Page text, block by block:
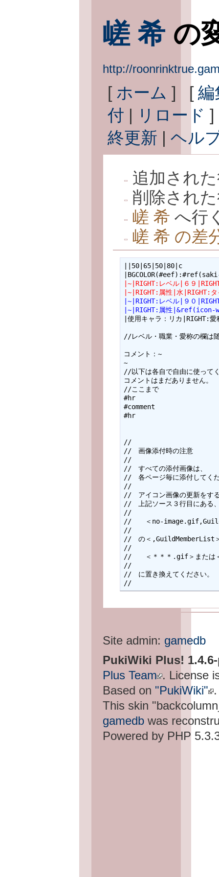
嵯 希 の
http://
[ ホーム ] [ 編
付 | リロード
終更新 | ヘル
追加され
削除され
嵯 希 へ行
嵯 希 の差
||50|65|50|80|c
|~|RIGHT:レベル|６９
|~|RIGHT:属性|水|RIGHT:
|~|RIGHT:レベル|９０
|~|RIGHT:属性|&ref(icon-
|使用キャラ：リカ|RIGHT:
//レベル・職業・愛称の欄は
コメント：~
~
//以下は各自で自由に使って
コメントはまだありません。
//ここまで
#hr
#comment
#hr
//
//　画像添付時の注意
//
//　すべての添付画像は、
//　各ページ毎に添付してく
//
//　アイコン画像の更新をす
//　上記ソース３行目にある
//
//　　＜no-
//
//　の＜,GuildMemberList
//
//　　＜＊＊＊.gif＞または
//
//　に置き換えてください。
Site admin: gamedb
PukiWiki Plus!
Plus Team . License
Based on "PukiWiki" .
This skin
gamedb was
Powered by PHP